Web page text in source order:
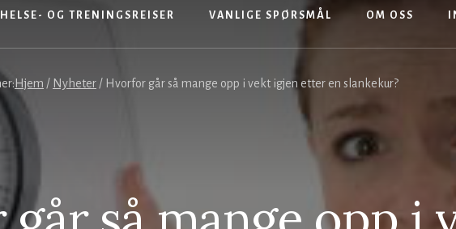
HELSE- OG TRENINGSREISER VANLIGE SPØRSMÅL OM OSS
Hjem / Nyheter / Hvorfor går så mange opp i vekt igjen etter en slankekur?